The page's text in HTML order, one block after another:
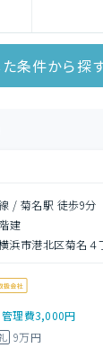
条件から探
/ 菊名駅 徒歩9分
建
浜市港北区菊名４
管理費3,000円
9万円